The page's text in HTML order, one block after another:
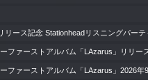
リース記念 Stationheadリスニングパー
ファーストアルバム「LAzarus」リリー
ファーストアルバム「LAzarus」2026年